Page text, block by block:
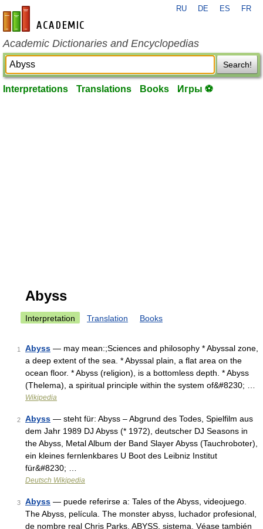
en-academic.com
RU DE ES FR
Academic Dictionaries and Encyclopedias
Search!
Interpretations Translations Books Игры ⚽
Abyss
Interpretation Translation Books
1 Abyss — may mean:;Sciences and philosophy * Abyssal zone,
a deep extent of the sea. * Abyssal plain, a flat area on the
ocean floor. * Abyss (religion), is a bottomless depth. * Abyss
(Thelema), a spiritual principle within the system of&#8230; …
Wikipedia
2 Abyss — steht für: Abyss – Abgrund des Todes, Spielfilm aus
dem Jahr 1989 DJ Abyss (* 1972), deutscher DJ Seasons in
the Abyss, Metal Album der Band Slayer Abyss (Tauchroboter),
ein kleines fernlenkbares U Boot des Leibniz Institut
für&#8230; …
Deutsch Wikipedia
3 Abyss — puede referirse a: Tales of the Abyss, videojuego.
The Abyss, película. The monster abyss, luchador profesional,
de nombre real Chris Parks. ABYSS, sistema. Véase también